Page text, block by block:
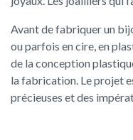
Avant de fabriquer un
ou parfois en cire, en
de la conception
la fabrication. Le projet
précieuses et des